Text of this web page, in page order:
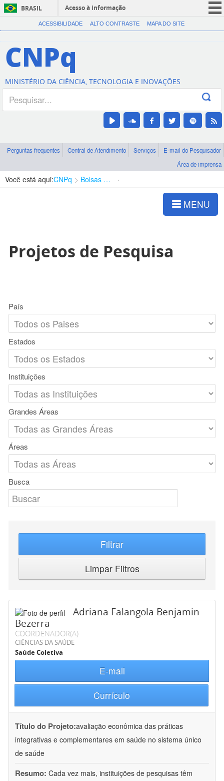
BRASIL
Acesso à informação
CORONAVÍRUS (COVID-19)
Canais
ACESSIBILIDADE ALTO CONTRASTE MAPA DO SITE
CNPq
MINISTÉRIO DA CIÊNCIA, TECNOLOGIA E INOVAÇÕES
Perguntas frequentes Central de Atendimento Serviços
E-mail do Pesquisador
Área de imprensa
Você está aqui:CNPq Bolsas e Auxílios Vigentes
MENU
Projetos de Pesquisa
País
Estados
Instituições
Grandes Áreas
Áreas
Busca
Filtrar
Limpar Filtros
Adriana Falangola Benjamin
Bezerra
COORDENADOR(A)
CIÊNCIAS DA SAÚDE
Saúde Coletiva
E-mail
Currículo
Título do Projeto:avaliação econômica das práticas
integrativas e complementares em saúde no sistema único
de saúde
Resumo: Cada vez mais, instituições de pesquisas têm